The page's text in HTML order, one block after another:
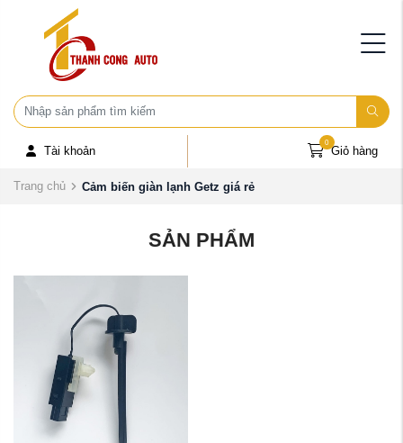
Tài khoản Giỏ hàng
0
Trang chủ Cảm biến giàn lạnh Getz giá rẻ
SẢN PHẨM